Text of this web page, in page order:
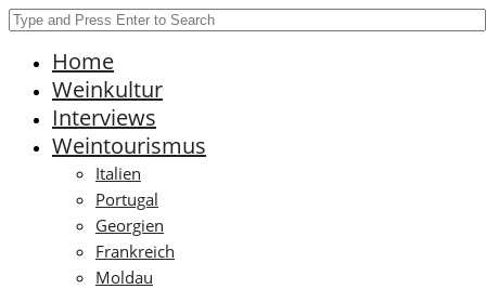
Home
Weinkultur
Interviews
Weintourismus
Italien
Portugal
Georgien
Frankreich
Moldau